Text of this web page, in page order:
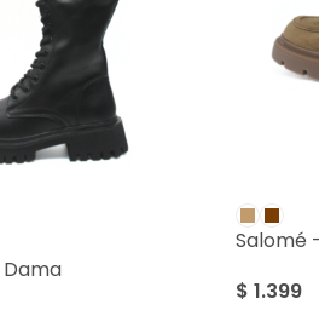
Salomé
$ 1.399